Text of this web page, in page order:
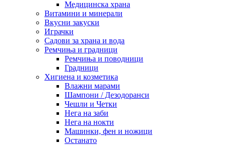
Медицинска храна
Витамини и минерали
Вкусни закуски
Играчки
Садови за храна и вода
Ремчиња и градници
Ремчиња и поводници
Градници
Хигиена и козметика
Влажни марами
Шампони / Дезодоранси
Чешли и Четки
Нега на заби
Нега на нокти
Машинки, фен и ножици
Останато